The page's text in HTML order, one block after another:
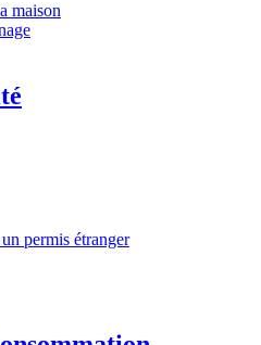
maison
permis étranger